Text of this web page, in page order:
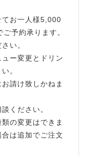
お一人様5,000
予約承ります。
い。
ー変更とドリン
。
請け致しかねま
ください。
の変更はできま
は追加でご注文